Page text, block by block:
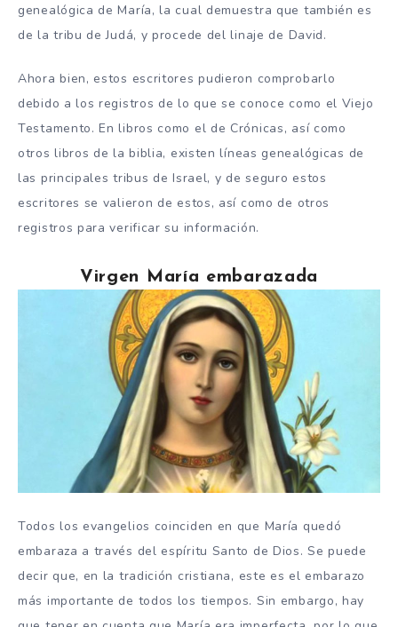
genealógica de María, la cual demuestra que también es
de la tribu de Judá, y procede del linaje de David.
Ahora bien, estos escritores pudieron comprobarlo
debido a los registros de lo que se conoce como el Viejo
Testamento. En libros como el de Crónicas, así como
otros libros de la biblia, existen líneas genealógicas de
las principales tribus de Israel, y de seguro estos
escritores se valieron de estos, así como de otros
registros para verificar su información.
Virgen María embarazada
Todos los evangelios coinciden en que María quedó
embaraza a través del espíritu Santo de Dios. Se puede
decir que, en la tradición cristiana, este es el embarazo
más importante de todos los tiempos. Sin embargo, hay